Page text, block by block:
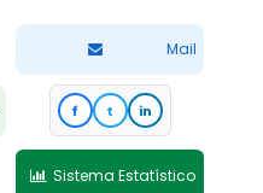
Mail
f t in
Sistema Estatístico